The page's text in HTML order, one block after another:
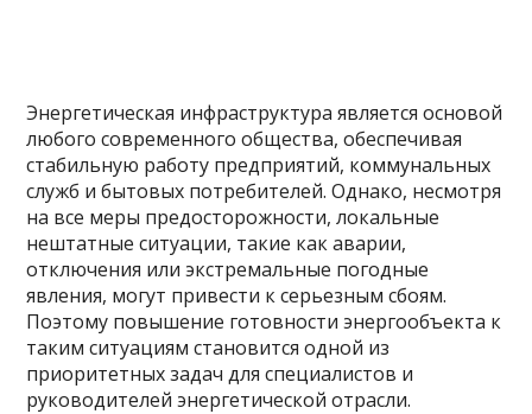
Энергетическая инфраструктура является основой
любого современного общества, обеспечивая
стабильную работу предприятий, коммунальных
служб и бытовых потребителей. Однако, несмотря
на все меры предосторожности, локальные
нештатные ситуации, такие как аварии,
отключения или экстремальные погодные
явления, могут привести к серьезным сбоям.
Поэтому повышение готовности энергообъекта к
таким ситуациям становится одной из
приоритетных задач для специалистов и
руководителей энергетической отрасли.